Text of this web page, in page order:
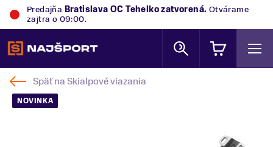
Predajňa Bratislava OC Tehelkozatvorená. Otvárame
zajtra o 09:00.
Späť naSkialpové viazania
NOVINKA